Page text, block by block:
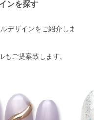
ンを探す
デザインをご紹介しま
ご提案致します。